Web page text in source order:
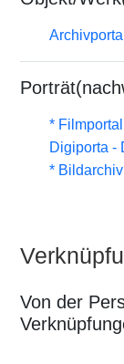
*
Digiporta -
*
Von der